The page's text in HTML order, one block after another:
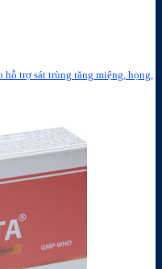
hỗ trợ sát trùng răng miệng, họng,